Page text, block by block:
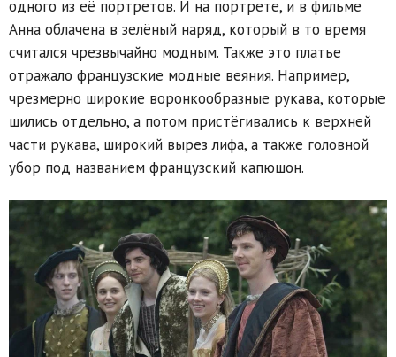
одного из её портретов. И на портрете, и в фильме
Анна облачена в зелёный наряд, который в то время
считался чрезвычайно модным. Также это платье
отражало французские модные веяния. Например,
чрезмерно широкие воронкообразные рукава, которые
шились отдельно, а потом пристёгивались к верхней
части рукава, широкий вырез лифа, а также головной
убор под названием французский капюшон.